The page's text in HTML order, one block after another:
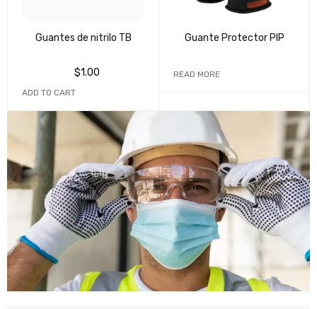
Guantes de nitrilo TB
$1.00
ADD TO CART
Guante Protector PIP
READ MORE